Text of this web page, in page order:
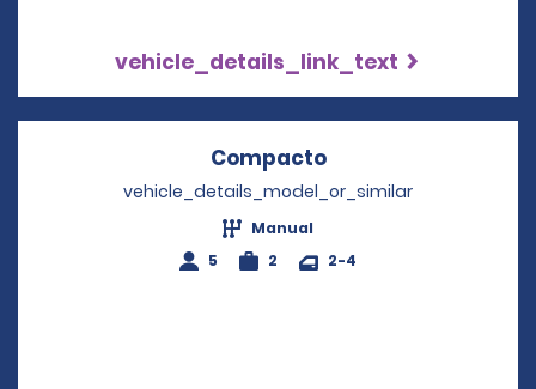
vehicle_details_link_text
CompactoOpens in a new
vehicle_details_model_or_similar
Manual
5
2 2-4